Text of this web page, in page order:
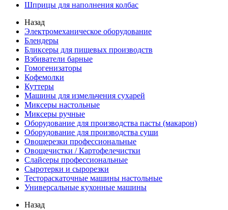
Шприцы для наполнения колбас
Назад
Электромеханическое оборудование
Блендеры
Бликсеры для пищевых производств
Взбиватели барные
Гомогенизаторы
Кофемолки
Куттеры
Машины для измельчения сухарей
Миксеры настольные
Миксеры ручные
Оборудование для производства пасты (макарон)
Оборудование для производства суши
Овощерезки профессиональные
Овощечистки / Картофелечистки
Слайсеры профессиональные
Сыротерки и сырорезки
Тестораскаточные машины настольные
Универсальные кухонные машины
Назад